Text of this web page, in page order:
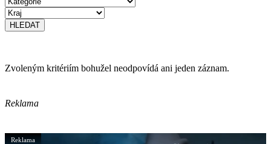
Zvoleným kritériím bohužel neodpovídá ani jeden záznam.
Reklama
Reklama